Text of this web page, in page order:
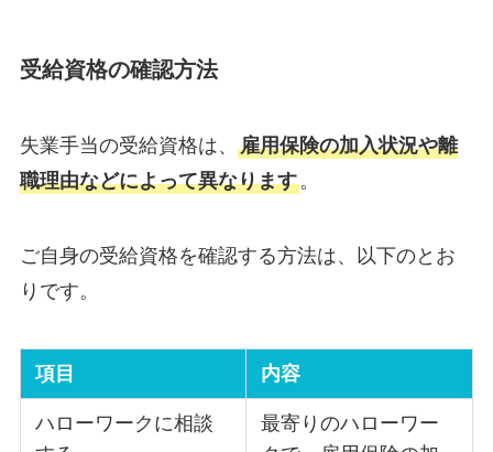
受給資格の確認方法
失業手当の受給資格は、 雇用保険の加入状況や離
職理由などによって異なります。
ご自身の受給資格を確認する方法は、以下のとお
りです。
項目 内容
ハローワークに相談
最寄りのハローワー